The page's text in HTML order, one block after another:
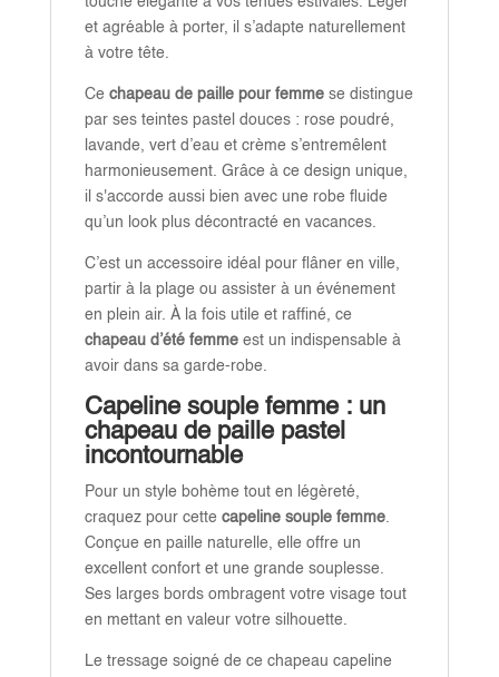
et agréable à porter, il s’adapte naturellement
à votre tête.
Ce chapeau de paille pour femmese distingue
par ses teintes pastel douces : rose poudré,
lavande, vert d’eau et crème s’entremêlent
harmonieusement. Grâce à ce design unique,
il s'accorde aussi bien avec une robe fluide
qu’un look plus décontracté en vacances.
C’est un accessoire idéal pour flâner en ville,
partir à la plage ou assister à un événement
en plein air. À la fois utile et raffiné, ce
chapeau d’été femmeest un indispensable à
avoir dans sa garde-robe.
Capeline souple femme : un
chapeau de paille pastel
incontournable
Pour un style bohème tout en légèreté,
craquez pour cette capeline souple femme.
Conçue en paille naturelle, elle offre un
excellent confort et une grande souplesse.
Ses larges bords ombragent votre visage tout
en mettant en valeur votre silhouette.
Le tressage soigné de ce chapeau capeline